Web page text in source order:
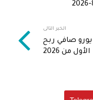
الخبر التالى
تحقق 5.6 مليار يورو صافي ربح
من 2026